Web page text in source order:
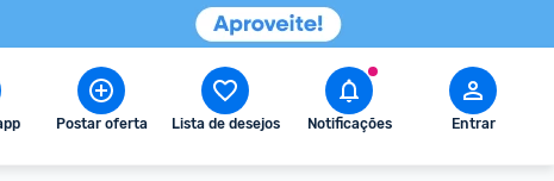
Postar oferta Lista de desejos Notificações Entrar